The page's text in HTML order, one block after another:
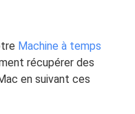
Machine à temps
récupérer des
en suivant ces